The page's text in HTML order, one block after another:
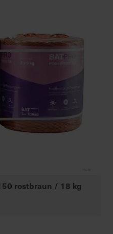
rostbraun / 18 kg